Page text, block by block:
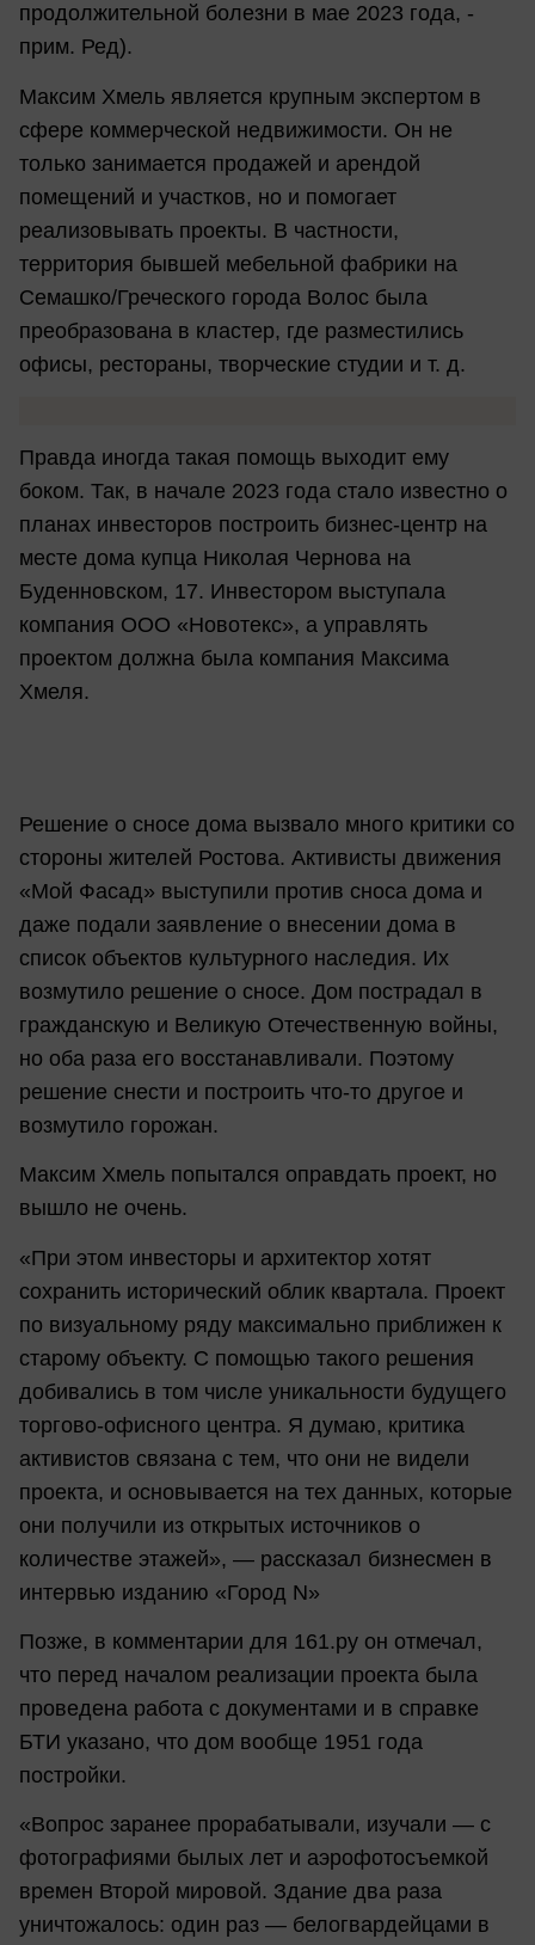
продолжительной болезни в мае 2023 года, -
прим. Ред).
Максим Хмель является крупным экспертом в
сфере коммерческой недвижимости. Он не
только занимается продажей и арендой
помещений и участков, но и помогает
реализовывать проекты. В частности,
территория бывшей мебельной фабрики на
Семашко/Греческого города Волос была
преобразована в кластер, где разместились
офисы, рестораны, творческие студии и т. д.
Правда иногда такая помощь выходит ему
боком. Так, в начале 2023 года стало известно о
планах инвесторов построить бизнес-центр на
месте дома купца Николая Чернова на
Буденновском, 17. Инвестором выступала
компания ООО «Новотекс», а управлять
проектом должна была компания Максима
Хмеля.
Решение о сносе дома вызвало много критики со
стороны жителей Ростова. Активисты движения
«Мой Фасад» выступили против сноса дома и
даже подали заявление о внесении дома в
список объектов культурного наследия. Их
возмутило решение о сносе. Дом пострадал в
гражданскую и Великую Отечественную войны,
но оба раза его восстанавливали. Поэтому
решение снести и построить что-то другое и
возмутило горожан.
Максим Хмель попытался оправдать проект, но
вышло не очень.
«При этом инвесторы и архитектор хотят
сохранить исторический облик квартала. Проект
по визуальному ряду максимально приближен к
старому объекту. С помощью такого решения
добивались в том числе уникальности будущего
торгово-офисного центра. Я думаю, критика
активистов связана с тем, что они не видели
проекта, и основывается на тех данных, которые
они получили из открытых источников о
количестве этажей», — рассказал бизнесмен в
интервью изданию «Город N»
Позже, в комментарии для 161.ру он отмечал,
что перед началом реализации проекта была
проведена работа с документами и в справке
БТИ указано, что дом вообще 1951 года
постройки.
«Вопрос заранее прорабатывали, изучали — с
фотографиями былых лет и аэрофотосъемкой
времен Второй мировой. Здание два раза
уничтожалось: один раз — белогвардейцами в